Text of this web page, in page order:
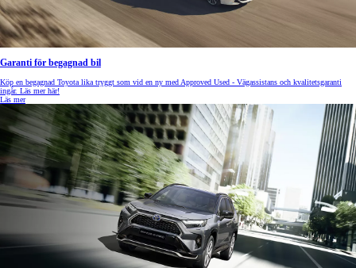
Garanti för begagnad bil
Köp en begagnad Toyota lika tryggt som vid en ny med Approved Used - Vägassistans och kvalitetsgaranti
ingår. Läs mer här!
Läs mer